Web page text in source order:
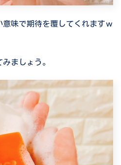
味で期待を覆してくれますｗ
ましょう。